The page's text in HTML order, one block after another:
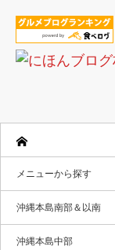
メニューから探す
沖縄本島南部＆以南
沖縄本島中部